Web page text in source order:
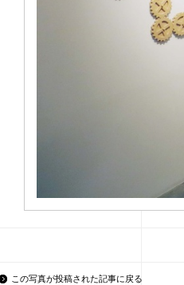
この写真が投稿された記事に戻る